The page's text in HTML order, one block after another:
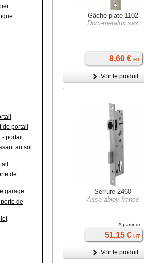
portail
portail
au sol
de
garage
de
Gâche plate 1102
Dom-metalux sas
8,60 € HT
Voir le produit
Serrure 2460
Assa abloy france
A partir de
51,15 € HT
Voir le produit